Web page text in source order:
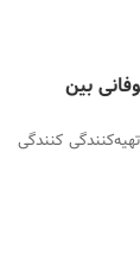
بین
کنندگی